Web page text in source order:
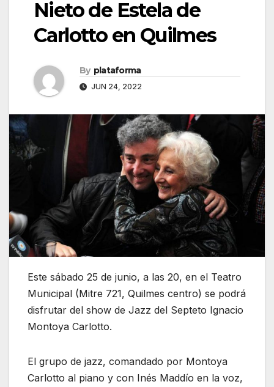
Nieto de Estela de
Carlotto en Quilmes
By plataforma
JUN 24, 2022
Este sábado 25 de junio, a las 20, en el Teatro
Municipal (Mitre 721, Quilmes centro) se podrá
disfrutar del show de Jazz del Septeto Ignacio
Montoya Carlotto.
El grupo de jazz, comandado por Montoya
Carlotto al piano y con Inés Maddío en la voz,